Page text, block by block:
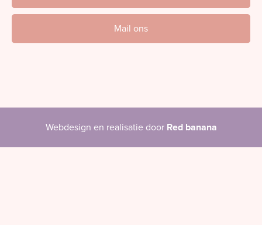
Mail ons
Webdesign en realisatie door Red banana